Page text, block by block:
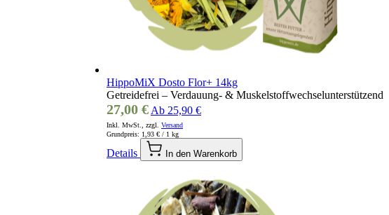
HippoMiX Dosto Flor+ 14kg
Getreidefrei – Verdauung- & Muskelstoffwechselunterstützend
27,00 € Ab 25,90 €
Inkl. MwSt., zzgl. Versand
Grundpreis: 1,93 € / 1 kg
Details In den Warenkorb